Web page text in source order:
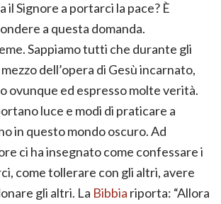
il Signore a portarci la pace? È
a questa domanda.
Sappiamo tutti che durante gli
dell’opera di Gesù incarnato,
ovunque ed espresso molte verità.
luce e modi di praticare a
in questo mondo oscuro. Ad
ci ha insegnato come confessare i
come tollerare con gli altri, avere
gli altri. La Bibbia riporta: “Allora